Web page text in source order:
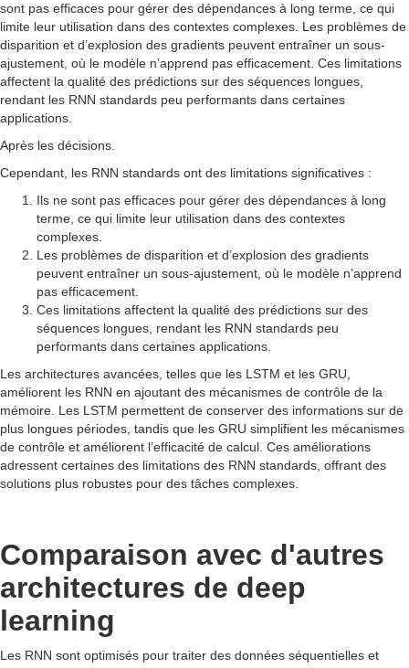
sont pas efficaces pour gérer des dépendances à long terme, ce qui
limite leur utilisation dans des contextes complexes. Les problèmes de
disparition et d’explosion des gradients peuvent entraîner un sous-
ajustement, où le modèle n’apprend pas efficacement. Ces limitations
affectent la qualité des prédictions sur des séquences longues,
rendant les RNN standards peu performants dans certaines
applications.
Après les décisions.
Cependant, les RNN standards ont des limitations significatives :
Ils ne sont pas efficaces pour gérer des dépendances à long
terme, ce qui limite leur utilisation dans des contextes
complexes.
Les problèmes de disparition et d’explosion des gradients
peuvent entraîner un sous-ajustement, où le modèle n’apprend
pas efficacement.
Ces limitations affectent la qualité des prédictions sur des
séquences longues, rendant les RNN standards peu
performants dans certaines applications.
Les architectures avancées, telles que les LSTM et les GRU,
améliorent les RNN en ajoutant des mécanismes de contrôle de la
mémoire. Les LSTM permettent de conserver des informations sur de
plus longues périodes, tandis que les GRU simplifient les mécanismes
de contrôle et améliorent l’efficacité de calcul. Ces améliorations
adressent certaines des limitations des RNN standards, offrant des
solutions plus robustes pour des tâches complexes.
Comparaison avec d'autres
architectures de deep
learning
Les RNN sont optimisés pour traiter des données séquentielles et